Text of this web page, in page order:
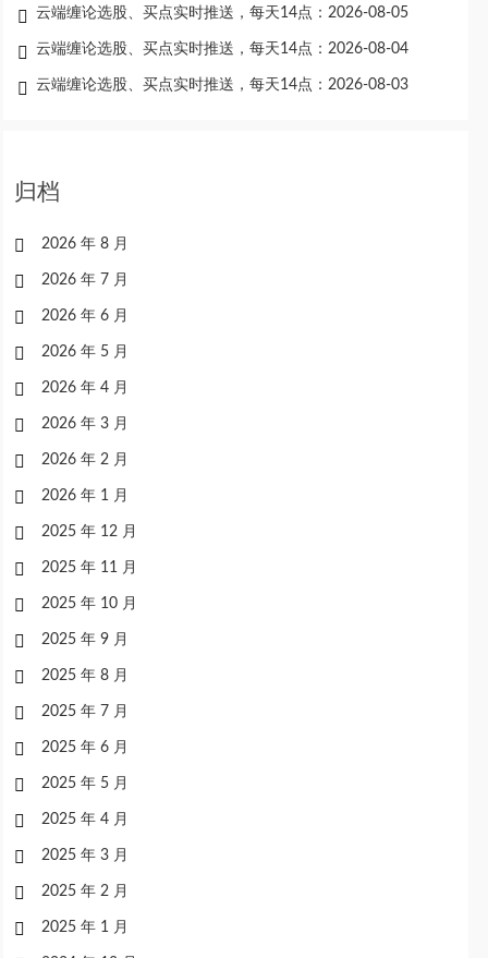
云端缠论选股、买点实时推送，每天14点：2026-08-05
云端缠论选股、买点实时推送，每天14点：2026-08-04
云端缠论选股、买点实时推送，每天14点：2026-08-03
归档
2026 年 8 月
2026 年 7 月
2026 年 6 月
2026 年 5 月
2026 年 4 月
2026 年 3 月
2026 年 2 月
2026 年 1 月
2025 年 12 月
2025 年 11 月
2025 年 10 月
2025 年 9 月
2025 年 8 月
2025 年 7 月
2025 年 6 月
2025 年 5 月
2025 年 4 月
2025 年 3 月
2025 年 2 月
2025 年 1 月